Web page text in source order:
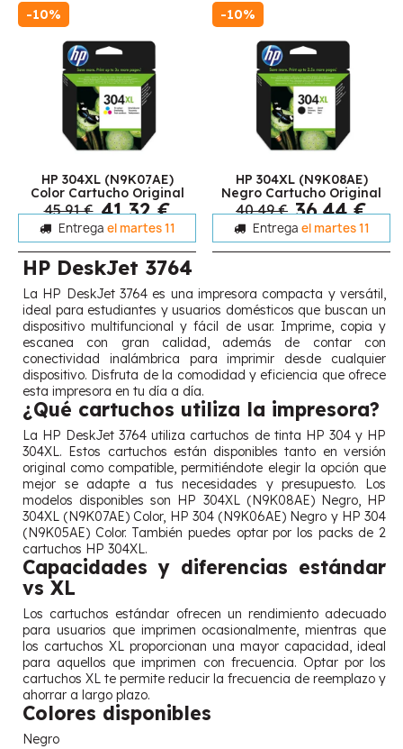
-10%
HP 304XL (N9K07AE)
Color Cartucho Original
45,91 € 41,32 €
Entrega el martes 11
-10%
HP 304XL (N9K08AE)
Negro Cartucho Original
40,49 € 36,44 €
Entrega el martes 11
HP DeskJet 3764
La HP DeskJet 3764 es una impresora compacta y versátil,
ideal para estudiantes y usuarios domésticos que buscan un
dispositivo multifuncional y fácil de usar. Imprime, copia y
escanea con gran calidad, además de contar con
conectividad inalámbrica para imprimir desde cualquier
dispositivo. Disfruta de la comodidad y eficiencia que ofrece
esta impresora en tu día a día.
¿Qué cartuchos utiliza la impresora?
La HP DeskJet 3764 utiliza cartuchos de tinta HP 304 y HP
304XL. Estos cartuchos están disponibles tanto en versión
original como compatible, permitiéndote elegir la opción que
mejor se adapte a tus necesidades y presupuesto. Los
modelos disponibles son HP 304XL (N9K08AE) Negro, HP
304XL (N9K07AE) Color, HP 304 (N9K06AE) Negro y HP 304
(N9K05AE) Color. También puedes optar por los packs de 2
cartuchos HP 304XL.
Capacidades y diferencias estándar
vs XL
Los cartuchos estándar ofrecen un rendimiento adecuado
para usuarios que imprimen ocasionalmente, mientras que
los cartuchos XL proporcionan una mayor capacidad, ideal
para aquellos que imprimen con frecuencia. Optar por los
cartuchos XL te permite reducir la frecuencia de reemplazo y
ahorrar a largo plazo.
Colores disponibles
Negro